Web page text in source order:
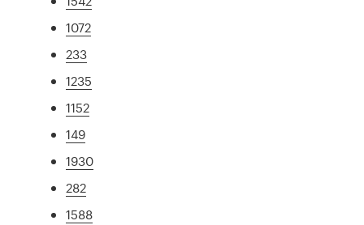
1072
233
1235
1152
149
1930
282
1588